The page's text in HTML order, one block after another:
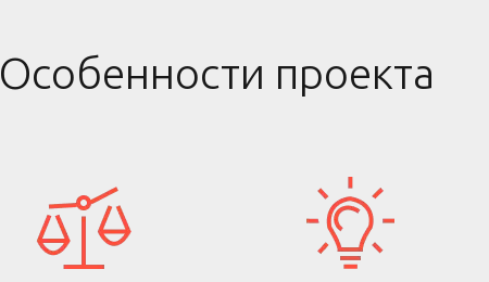
Особенности проекта